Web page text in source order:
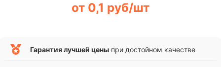
от 0,1 руб/шт
Гарантия лучшей цены при достойном качестве